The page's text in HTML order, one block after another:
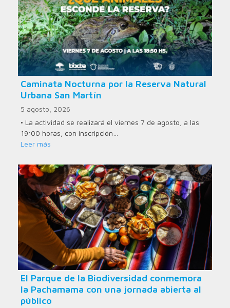
Caminata Nocturna por la Reserva Natural
Urbana San Martín
5 agosto, 2026
• La actividad se realizará el viernes 7 de agosto, a las
19:00 horas, con inscripción…
Leer más
El Parque de la Biodiversidad conmemora
la Pachamama con una jornada abierta al
público